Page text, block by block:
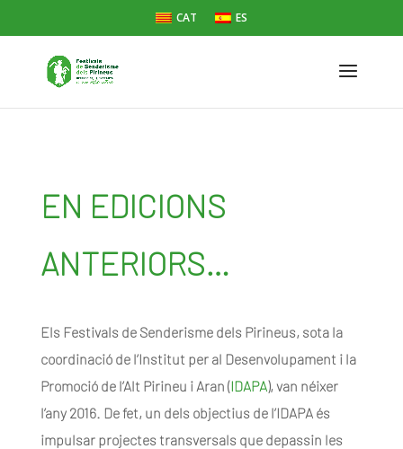
CAT ES
EN EDICIONS
ANTERIORS…
Els Festivals de Senderisme dels Pirineus, sota la
coordinació de l’Institut per al Desenvolupament i la
Promoció de l’Alt Pirineu i Aran (IDAPA), van néixer
l’any 2016. De fet, un dels objectius de l’IDAPA és
impulsar projectes transversals que depassin les